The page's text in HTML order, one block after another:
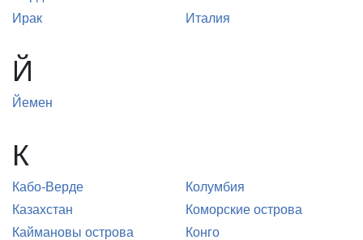
Ирак
Италия
Й
Йемен
К
Кабо-Верде
Казахстан
Каймановы острова
Колумбия
Коморские острова
Конго